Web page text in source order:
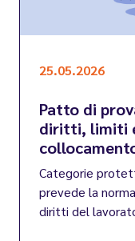
25.05.2026
Patto di
diritti, limiti
Categorie
prevede la
diritti del